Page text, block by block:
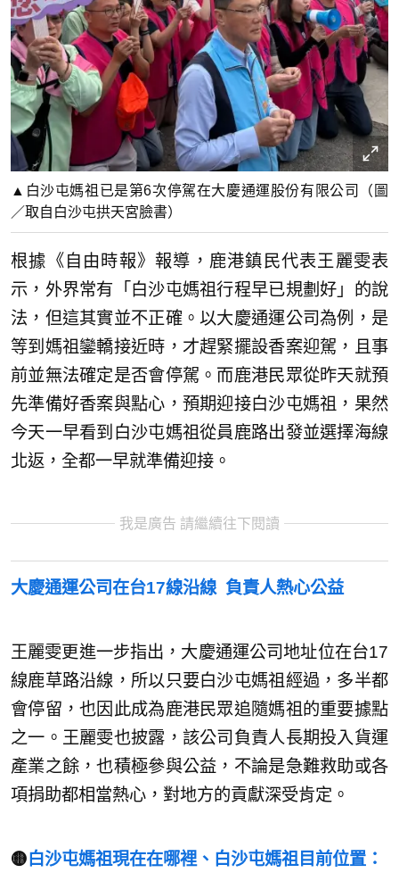
▲白沙屯媽祖已是第6次停駕在大慶通運股份有限公司（圖
／取自白沙屯拱天宮臉書）
根據《自由時報》報導，鹿港鎮民代表王麗雯表
示，外界常有「白沙屯媽祖行程早已規劃好」的說
法，但這其實並不正確。以大慶通運公司為例，是
等到媽祖鑾轎接近時，才趕緊擺設香案迎駕，且事
前並無法確定是否會停駕。而鹿港民眾從昨天就預
先準備好香案與點心，預期迎接白沙屯媽祖，果然
今天一早看到白沙屯媽祖從員鹿路出發並選擇海線
北返，全都一早就準備迎接。
我是廣告 請繼續往下閱讀
大慶通運公司在台17線沿線 負責人熱心公益
王麗雯更進一步指出，大慶通運公司地址位在台17
線鹿草路沿線，所以只要白沙屯媽祖經過，多半都
會停留，也因此成為鹿港民眾追隨媽祖的重要據點
之一。王麗雯也披露，該公司負責人長期投入貨運
產業之餘，也積極參與公益，不論是急難救助或各
項捐助都相當熱心，對地方的貢獻深受肯定。
🟡 白沙屯媽祖現在在哪裡、白沙屯媽祖目前位置：